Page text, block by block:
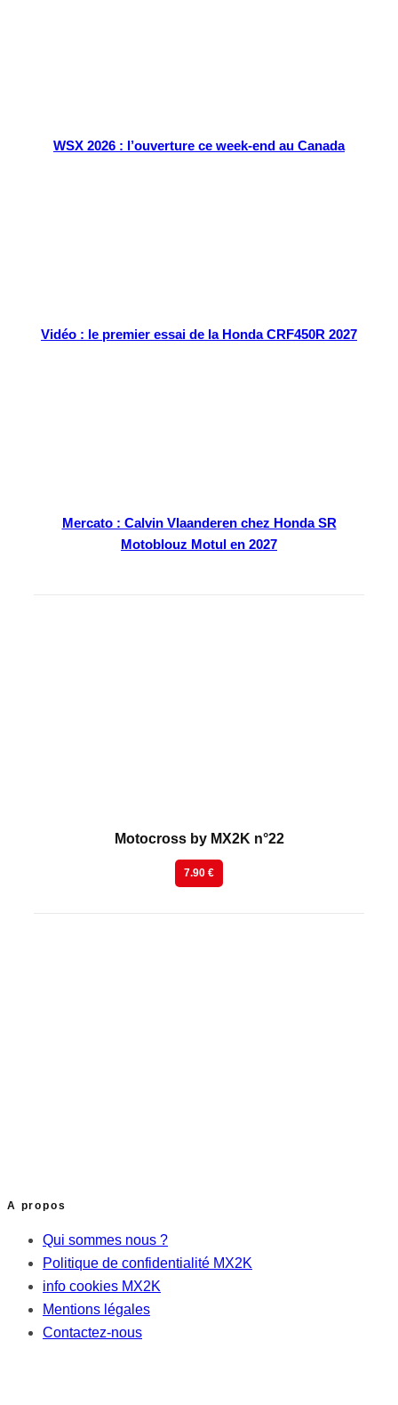
WSX 2026 : l’ouverture ce week-end au Canada
Vidéo : le premier essai de la Honda CRF450R 2027
Mercato : Calvin Vlaanderen chez Honda SR
Motoblouz Motul en 2027
Motocross by MX2K n°22
7.90 €
A propos
Qui sommes nous ?
Politique de confidentialité MX2K
info cookies MX2K
Mentions légales
Contactez-nous